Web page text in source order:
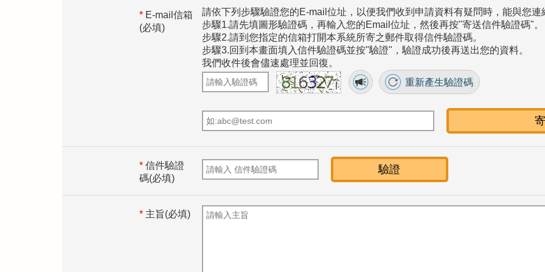
*E-mail信箱
(必填)
請依下列步驟驗證您的E-mail位址，以便我們收到申請資料有疑問時，能與您連
步驟1.請先填圖形驗證碼，再輸入您的Email位址，然後再按"寄送信件驗證碼"。
步驟2.請到您指定的信箱打開本系統所寄之郵件取得信件驗證碼。
步驟3.回到本畫面填入信件驗證碼並按"驗證"，驗證成功後再送出您的資料。
我們收件後會儘速處理並回復。
重新產生驗證碼
*信件驗證
碼(必填)
*主旨(必填)